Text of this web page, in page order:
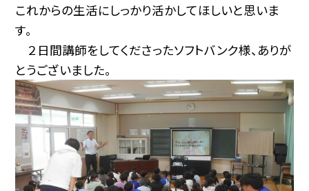
これからの生活にしっかり活かしてほしいと思いま
す。
２日間講師をしてくださったソフトバンク様、ありが
とうございました。